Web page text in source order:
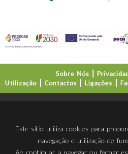
Sobre Nós
Utilização
Contactos Ligações
Este sítio utiliza cookies para
navegação e utilização de
Ao continuar a navegar ou fechar